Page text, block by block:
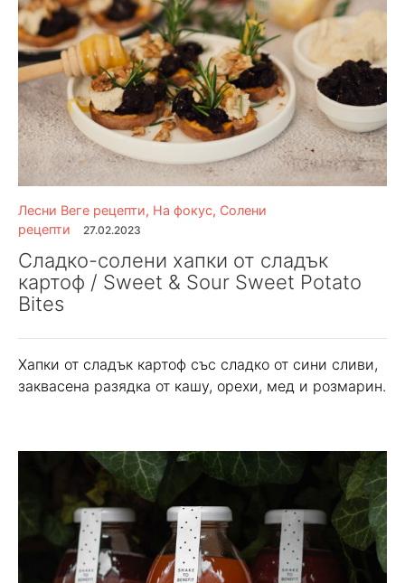
Лесни Веге рецепти, На фокус, Солени
рецепти
27.02.2023
Сладко-солени хапки от сладък
картоф / Sweet & Sour Sweet Potato
Bites
Хапки от сладък картоф със сладко от сини сливи,
заквасена разядка от кашу, орехи, мед и розмарин.